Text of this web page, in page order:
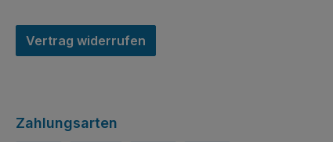
Vertrag widerrufen
Zahlungsarten